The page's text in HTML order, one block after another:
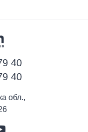
40
40
обл.,